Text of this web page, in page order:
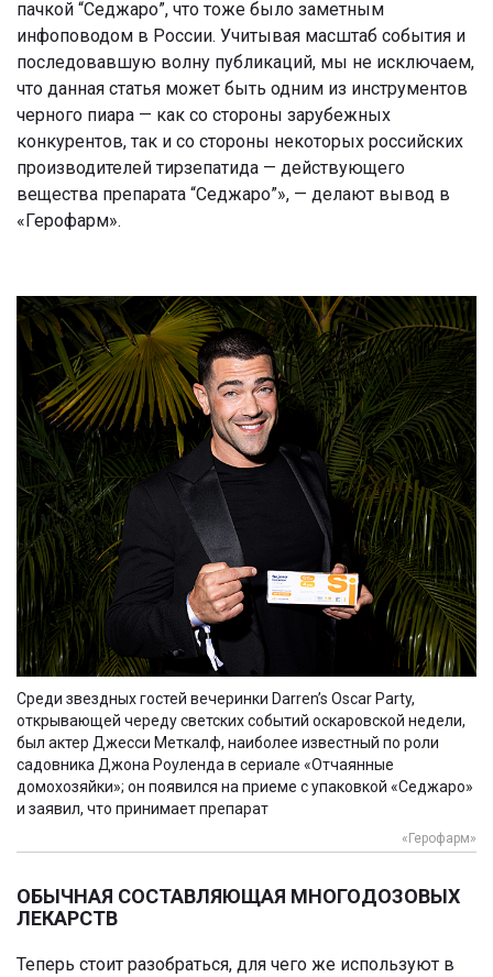
пачкой “Седжаро”, что тоже было заметным
инфоповодом в России. Учитывая масштаб события и
последовавшую волну публикаций, мы не исключаем,
что данная статья может быть одним из инструментов
черного пиара — как со стороны зарубежных
конкурентов, так и со стороны некоторых российских
производителей тирзепатида — действующего
вещества препарата “Седжаро”», — делают вывод в
«Герофарм».
Среди звездных гостей вечеринки Darren’s Oscar Party,
открывающей череду светских событий оскаровской недели,
был актер Джесси Меткалф, наиболее известный по роли
садовника Джона Роуленда в сериале «Отчаянные
домохозяйки»; он появился на приеме с упаковкой «Седжаро»
и заявил, что принимает препарат
«Герофарм»
ОБЫЧНАЯ СОСТАВЛЯЮЩАЯ МНОГОДОЗОВЫХ
ЛЕКАРСТВ
Теперь стоит разобраться, для чего же используют в